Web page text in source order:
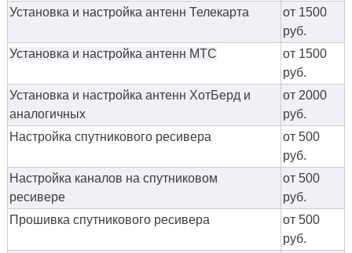
Установка и настройка антенн Телекарта
от 1500
руб.
Установка и настройка антенн МТС
от 1500
руб.
Установка и настройка антенн ХотБерд и
аналогичных
от 2000
руб.
Настройка спутникового ресивера
от 500
руб.
Настройка каналов на спутниковом
ресивере
от 500
руб.
Прошивка спутникового ресивера
от 500
руб.